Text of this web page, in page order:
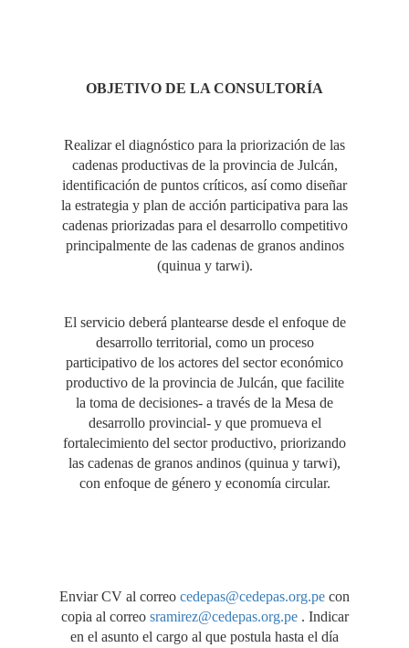
OBJETIVO DE LA CONSULTORÍA
Realizar el diagnóstico para la priorización de las
cadenas productivas de la provincia de Julcán,
identificación de puntos críticos, así como diseñar
la estrategia y plan de acción participativa para las
cadenas priorizadas para el desarrollo competitivo
principalmente de las cadenas de granos andinos
(quinua y tarwi).
El servicio deberá plantearse desde el enfoque de
desarrollo territorial, como un proceso
participativo de los actores del sector económico
productivo de la provincia de Julcán, que facilite
la toma de decisiones- a través de la Mesa de
desarrollo provincial- y que promueva el
fortalecimiento del sector productivo, priorizando
las cadenas de granos andinos (quinua y tarwi),
con enfoque de género y economía circular.
Enviar CV al correo cedepas@cedepas.org.pe con
copia al correo sramirez@cedepas.org.pe. Indicar
en el asunto el cargo al que postula hasta el día